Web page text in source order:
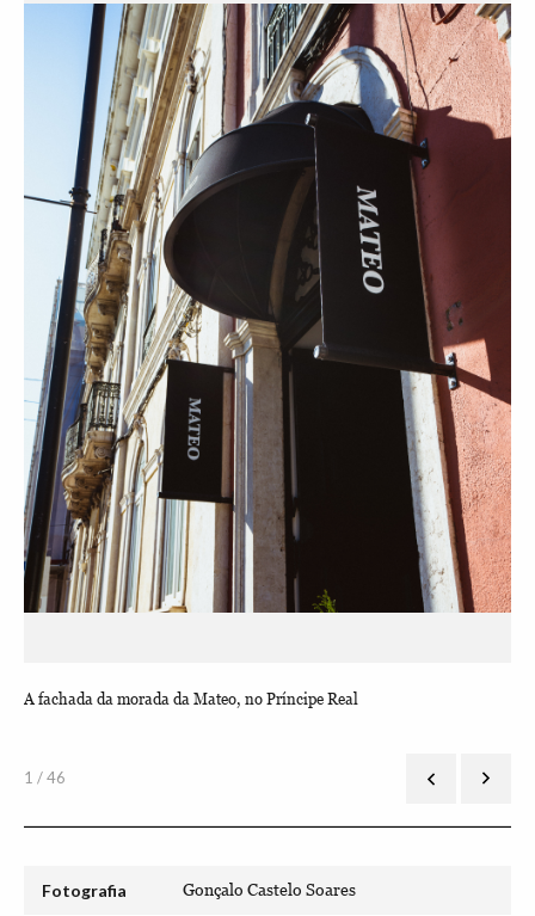
A fachada da morada da Mateo, no Príncipe Real
1 / 46
Fotografia Gonçalo Castelo Soares